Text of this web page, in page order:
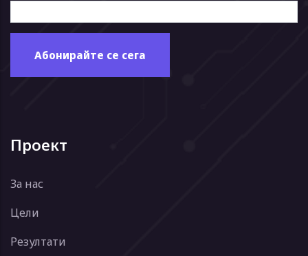
Проект
За нас
Цели
Резултати